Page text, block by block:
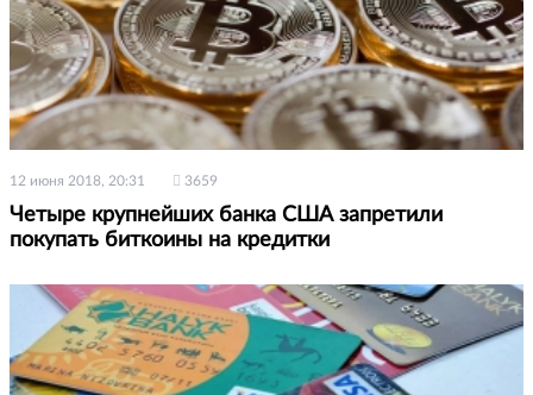
12 июня 2018, 20:31 3659
Четыре крупнейших банка США запретили
покупать биткоины на кредитки